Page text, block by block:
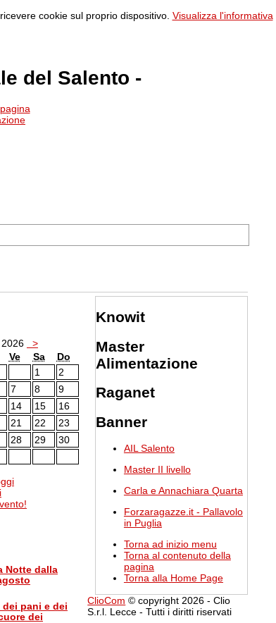
cookie sul proprio dispositivo. Visualizza l'informativa
del Salento -
>
Ve Sa
Do
1
2
7 8
9
14 15
16
21 22
23
28 29
30
Notte dalla
pani e dei
dei
Knowit
Master
Alimentazione
Raganet
Banner
AIL Salento
Master II livello
Carla e Annachiara Quarta
Forzaragazze.it - Pallavolo
in Puglia
Torna ad inizio menu
Torna al contenuto della
pagina
Torna alla Home Page
ClioCom © copyright 2026 - Clio
S.r.l. Lecce - Tutti i diritti riservati